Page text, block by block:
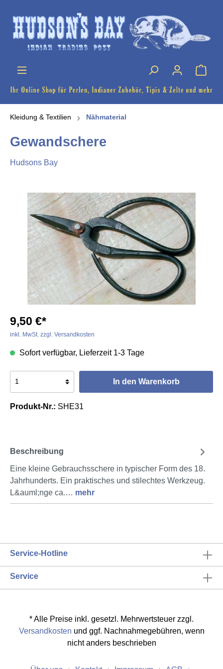
Kleidung & Textilien Nähmaterial
Gewandschere
Hudsons Bay
9,50 €*
inkl. MwSt. zzgl. Versandkosten
Sofort verfügbar, Lieferzeit 1-3 Tage
In den Warenkorb
Produkt-Nr.: SHE31
Beschreibung
Eine kleine Gebrauchsschere in typischer Form des 18.
Jahrhunderts. Ein praktisches und stilechtes Werkzeug.
L&auml;nge ca.… mehr
Service-Hotline
Service
* Alle Preise inkl. gesetzl. Mehrwertsteuer zzgl.
Versandkosten und ggf. Nachnahmegebühren, wenn
nicht anders beschrieben